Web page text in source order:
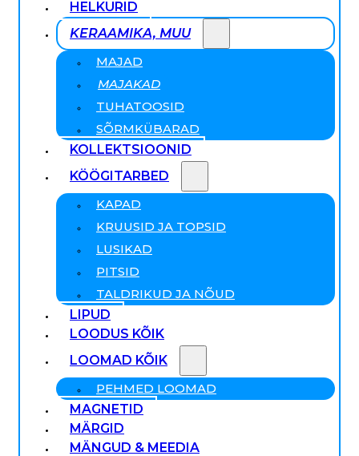
HELKURID
KERAAMIKA, MUU
MAJAD
MAJAKAD
TUHATOOSID
SÕRMKÜBARAD
KOLLEKTSIOONID
KÖÖGITARBED
KAPAD
KRUUSID JA TOPSID
LUSIKAD
PITSID
TALDRIKUD JA NÕUD
LIPUD
LOODUS KÕIK
LOOMAD KÕIK
PEHMED LOOMAD
MAGNETID
MÄRGID
MÄNGUD & MEEDIA